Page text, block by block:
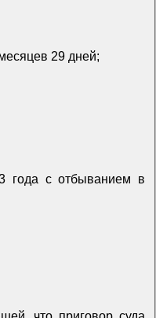
29 дней;
года с отбыванием в